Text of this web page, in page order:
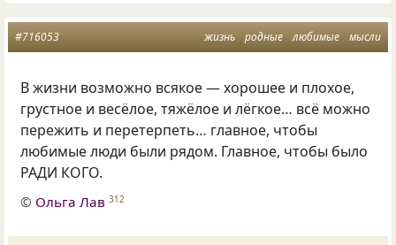
жизнь родные любимые мысли
#716053
В жизни возможно всякое — хорошее и плохое,
грустное и весёлое, тяжёлое и лёгкое… всё можно
пережить и перетерпеть… главное, чтобы
любимые люди были рядом. Главное, чтобы было
РАДИ КОГО.
© Ольга Лав 312